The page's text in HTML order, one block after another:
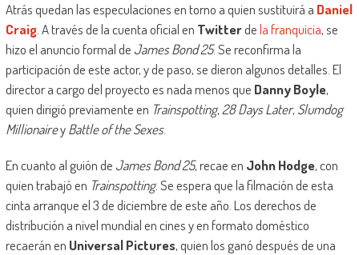
Atrás quedan las especulaciones en torno a quien sustituirá a Daniel
Craig. A través de la cuenta oficial en Twitterdela franquicia, se
hizo el anuncio formal de James Bond 25. Se reconfirma la
participación de este actor, y de paso, se dieron algunos detalles. El
director a cargo del proyecto es nada menos que Danny Boyle,
quien dirigió previamente en Trainspotting, 28 Days Later, Slumdog
MillionaireyBattle of the Sexes.
En cuanto al guión de James Bond 25, recae en John Hodge, con
quien trabajó en Trainspotting. Se espera que la filmación de esta
cinta arranque el 3 de diciembre de este año. Los derechos de
distribución a nivel mundial en cines y en formato doméstico
recaerán en Universal Pictures, quien los ganó después de una